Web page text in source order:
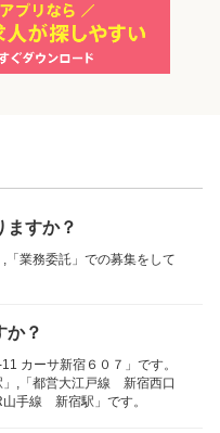
募集していた店舗
駅 徒歩 14
ていた店舗
ますか？
「業務委託」での募集をして
か？
カーサ新宿６０７」です。
,「都営大江戸線 新宿西口
手線 新宿駅」です。